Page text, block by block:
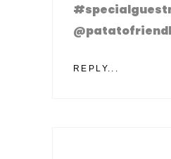
REPLY...